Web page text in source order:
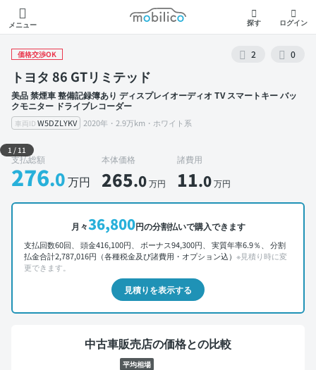
メニュー
モビリコ
探す ログイン
価格交渉OK 2 0
トヨタ 86 GTリミテッド
美品 禁煙車 整備記録簿あり ディスプレイオーディオ TV スマートキー バッ
クモニター ドライブレコーダー
車両ID W5DZLYKV 2020年・2.9万km・ホワイト系
外装 左前
1 /11
支払総額
276.0万円
本体価格
265.0万円
諸費用
11.0万円
月々36,800円の分割払いで購入できます
支払回数60回、 頭金416,100円、 ボーナス94,300円、 実質年率6.9％、 分割
払金合計2,787,016円（各種税金及び諸費用・オプション込） ※見積り時に変
更できます。
見積りを表示する
中古車販売店の価格との比較
平均相場